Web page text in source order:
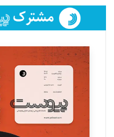
فائزه فتحی رستمی
تحریریه
سروش کرمیان
تحریریه
مینا پاکدل